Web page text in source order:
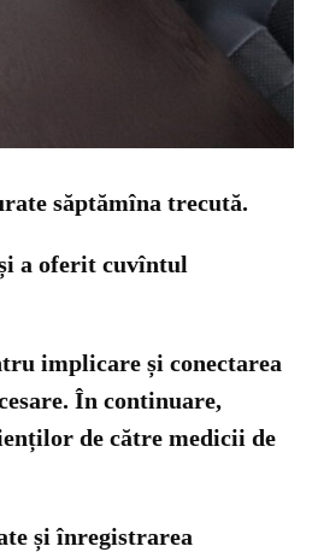
săptămîna trecută.
a oferit cuvîntul
implicare și conectarea
În continuare,
de către medicii de
și înregistrarea